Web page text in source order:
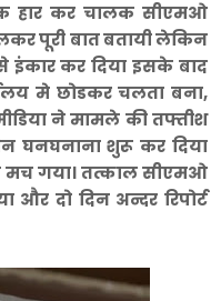
हार कर चालक सीएमओ
पूरी बात बतायी लेकिन
कर दिया इसके बाद
मे छोडकर चलता बना,
ने मामले की तफ्तीश
शुरू कर दिया
मच गया। तत्काल सीएमओ
दो दिन अन्दर रिपोर्ट